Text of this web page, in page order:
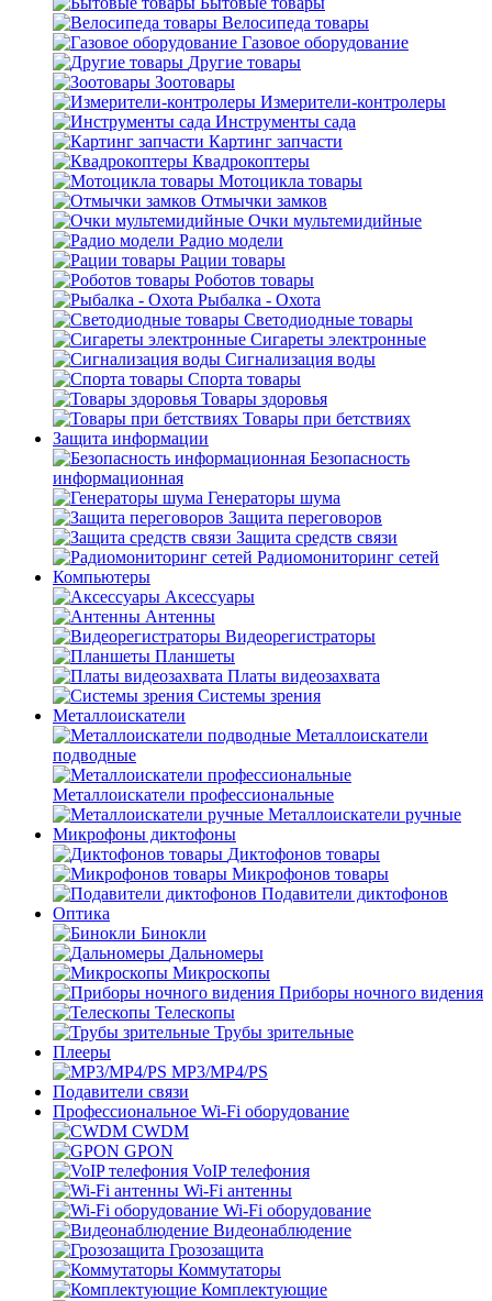
Велосипеда товары
Газовое оборудование
Другие товары
Зоотовары
Измерители-контролеры
Инструменты сада
Картинг запчасти
Квадрокоптеры
Мотоцикла товары
Отмычки замков
Очки мультемидийные
Радио модели
Рации товары
Роботов товары
Рыбалка - Охота
Светодиодные товары
Сигареты электронные
Сигнализация воды
Спорта товары
Товары здоровья
Товары при бетствиях
Защита информации
Безопасность
информационная
Генераторы шума
Защита переговоров
Защита средств связи
Радиомониторинг сетей
Компьютеры
Аксессуары
Антенны
Видеорегистраторы
Планшеты
Платы видеозахвата
Системы зрения
Металлоискатели
Металлоискатели
подводные
Металлоискатели профессиональные
Металлоискатели ручные
Микрофоны диктофоны
Диктофонов товары
Микрофонов товары
Подавители диктофонов
Оптика
Бинокли
Дальномеры
Микроскопы
Приборы ночного видения
Телескопы
Трубы зрительные
Плееры
MP3/MP4/PS
Подавители связи
Профессиональное Wi-Fi оборудование
CWDM
GPON
VoIP телефония
Wi-Fi антенны
Wi-Fi оборудование
Видеонаблюдение
Грозозащита
Коммутаторы
Комплектующие